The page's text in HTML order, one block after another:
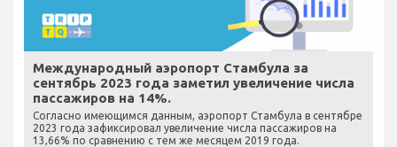
Международный аэропорт Стамбула за
сентябрь 2023 года заметил увеличение числа
пассажиров на 14%.
Согласно имеющимся данным, аэропорт Стамбула в сентябре
2023 года зафиксировал увеличение числа пассажиров на
13,66% по сравнению с тем же месяцем 2019 года.